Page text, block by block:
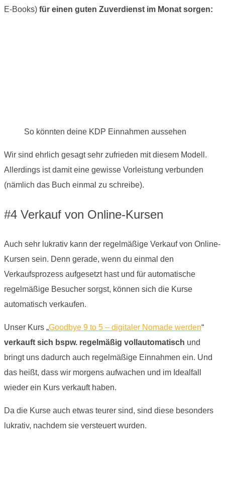
E-Books) für einen guten Zuverdienst im Monat sorgen:
So könnten deine KDP Einnahmen aussehen
Wir sind ehrlich gesagt sehr zufrieden mit diesem Modell.
Allerdings ist damit eine gewisse Vorleistung verbunden
(nämlich das Buch einmal zu schreibe).
#4 Verkauf von Online-Kursen
Auch sehr lukrativ kann der regelmäßige Verkauf von Online-
Kursen sein. Denn gerade, wenn du einmal den
Verkaufsprozess aufgesetzt hast und für automatische
regelmäßige Besucher sorgst, können sich die Kurse
automatisch verkaufen.
Unser Kurs „Goodbye 9 to 5 – digitaler Nomade werden“
verkauft sich bspw. regelmäßig vollautomatisch und
bringt uns dadurch auch regelmäßige Einnahmen ein. Und
das heißt, dass wir morgens aufwachen und im Idealfall
wieder ein Kurs verkauft haben.
Da die Kurse auch etwas teurer sind, sind diese besonders
lukrativ, nachdem sie versteuert wurden.